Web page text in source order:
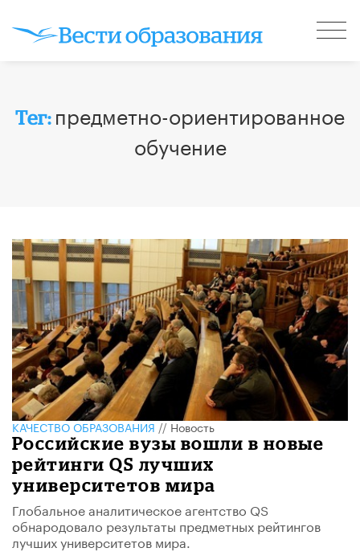
Тег: предметно-ориентированное
обучение
КАЧЕСТВО ОБРАЗОВАНИЯ//Новость
Российские вузы вошли в новые
рейтинги QS лучших
университетов мира
Глобальное аналитическое агентство QS
обнародовало результаты предметных рейтингов
лучших университетов мира.